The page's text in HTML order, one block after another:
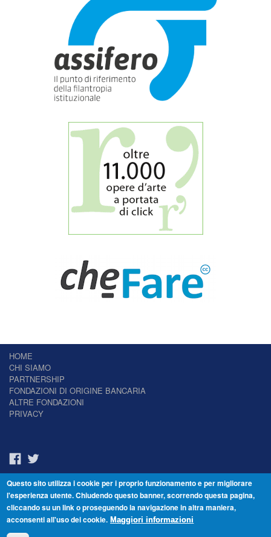
HOME
CHI SIAMO
PARTNERSHIP
FONDAZIONI DI ORIGINE BANCARIA
ALTRE FONDAZIONI
PRIVACY
Il Giornale delle Fondazioni - Periodico telematico
Reg. Tribunale n.7 del 22/07/2014 – ISSN 2421-2466
© Fondazione Venezia 2000 - Dorsoduro 3488/U - 30123 Venezia - Italia -
Questo sito utilizza i cookie per i proprio funzionamento e per migliorare
l'esperienza utente. Chiudendo questo banner, scorrendo questa pagina,
cliccando su un link o proseguendo la navigazione in altra maniera,
acconsenti all'uso dei cookie. Maggiori informazioni